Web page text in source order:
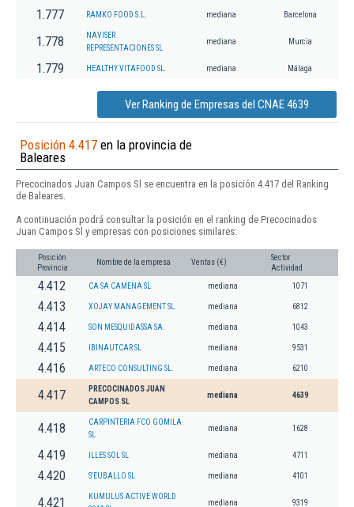
1.777 RAMKO FOOD S.L. mediana Barcelona
1.778
NAVISER
REPRESENTACIONES SL
mediana Murcia
1.779 HEALTHY VITAFOOD SL. mediana Málaga
Ver Ranking de Empresas del CNAE 4639
Posición 4.417 en la provincia de
Baleares
Precocinados Juan Campos Sl se encuentra en la posición 4.417 del Ranking
de Baleares.
A continuación podrá consultar la posición en el ranking de Precocinados
Juan Campos Sl y empresas con posiciones similares:
Posición
Provincia
Nombre de la empresa Ventas (€)
Sector
Actividad
4.412 CA SA CAMENA SL mediana 1071
4.413 XOJAY MANAGEMENT SL. mediana 6812
4.414 SON MESQUIDASSA SA. mediana 1043
4.415 IBINAUTCAR SL mediana 9531
4.416 ARTECO CONSULTING SL. mediana 6210
4.417
PRECOCINADOS JUAN
CAMPOS SL
mediana 4639
4.418
CARPINTERIA FCO GOMILA
SL
mediana 1628
4.419 ILLES SOL SL mediana 4711
4.420 S'EUBALLO SL mediana 4101
4.421
KUMULUS ACTIVE WORLD
mediana 9319